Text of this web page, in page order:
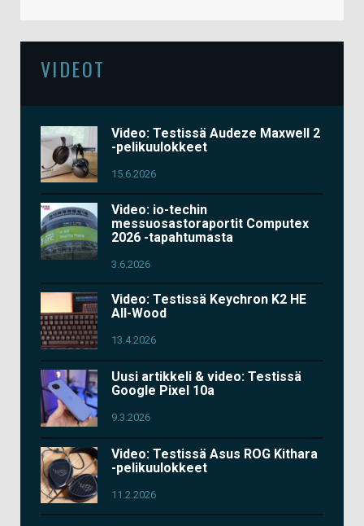
VIDEOT
Video: Testissä Audeze Maxwell 2
-pelikuulokkeet
15.6.2026
Video: io-techin
messuosastoraportit Computex
2026 -tapahtumasta
3.6.2026
Video: Testissä Keychron K2 HE
All-Wood
13.4.2026
Uusi artikkeli & video: Testissä
Google Pixel 10a
9.3.2026
Video: Testissä Asus ROG Kithara
-pelikuulokkeet
11.2.2026